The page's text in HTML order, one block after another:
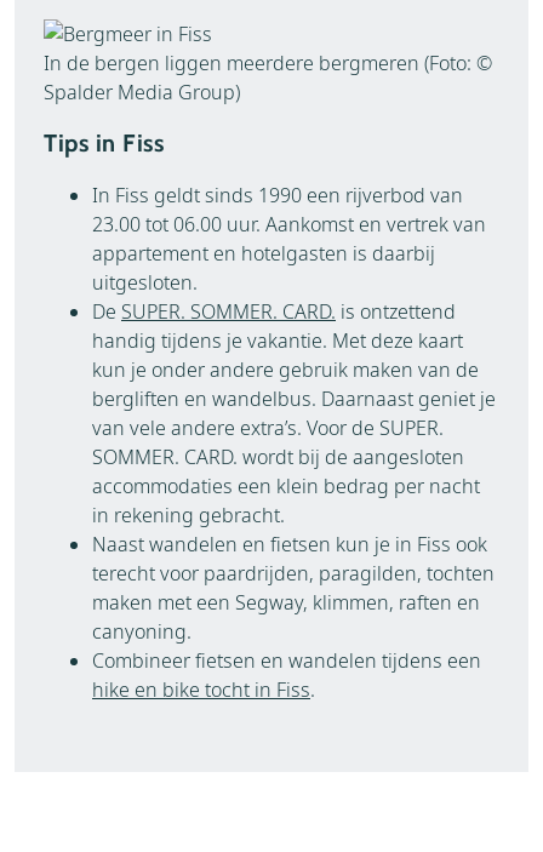
In de bergen liggen meerdere bergmeren (Foto: ©
Spalder Media Group)
Tips in Fiss
In Fiss geldt sinds 1990 een rijverbod van
23.00 tot 06.00 uur. Aankomst en vertrek van
appartement en hotelgasten is daarbij
uitgesloten.
De SUPER. SOMMER. CARD. is ontzettend
handig tijdens je vakantie. Met deze kaart
kun je onder andere gebruik maken van de
bergliften en wandelbus. Daarnaast geniet je
van vele andere extra’s. Voor de SUPER.
SOMMER. CARD. wordt bij de aangesloten
accommodaties een klein bedrag per nacht
in rekening gebracht.
Naast wandelen en fietsen kun je in Fiss ook
terecht voor paardrijden, paragilden, tochten
maken met een Segway, klimmen, raften en
canyoning.
Combineer fietsen en wandelen tijdens een
hike en bike tocht in Fiss.